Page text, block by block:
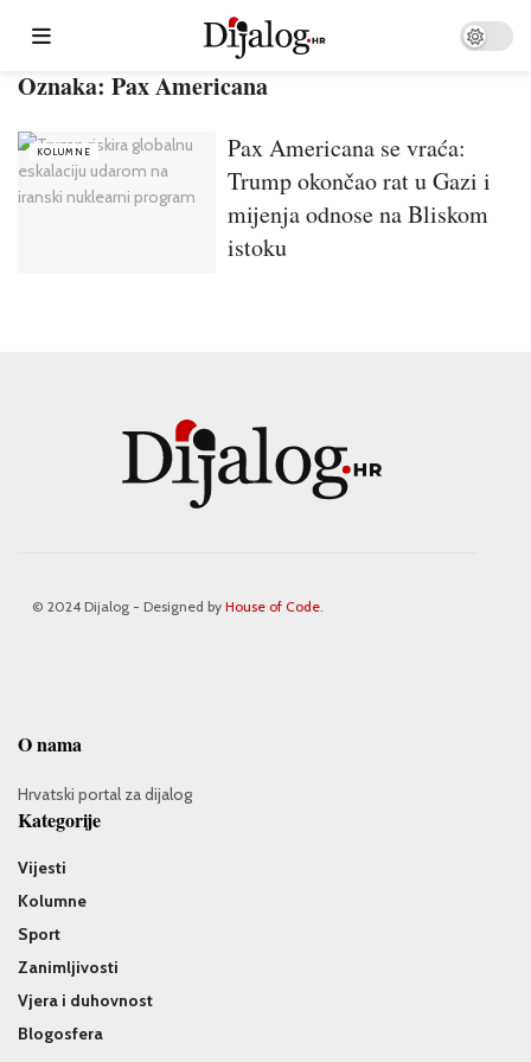
Oznaka: Pax Americana
KOLUMNE
Pax Americana se vraća:
Trump okončao rat u Gazi i
mijenja odnose na Bliskom
istoku
© 2024 Dijalog - Designed by House of Code
O nama
Hrvatski portal za dijalog
Kategorije
Vijesti
Kolumne
Sport
Zanimljivosti
Vjera i duhovnost
Blogosfera